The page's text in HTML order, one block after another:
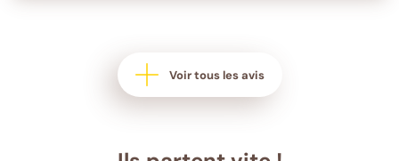
Voir tous les avis